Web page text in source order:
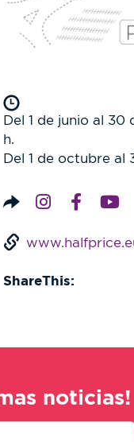
Del 1 de junio al 30
h.
Del 1 de octubre al
ShareThis:
noticias!